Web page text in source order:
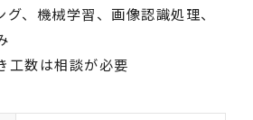
グ、機械学習、画像認識処理、
工数は相談が必要